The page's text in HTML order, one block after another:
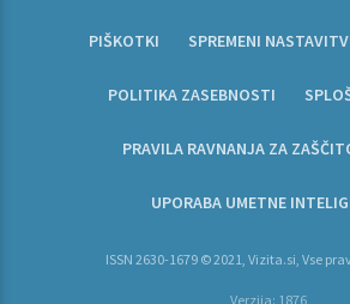
PIŠKOTKI SPREMENI
POLITIKA ZASEBNOSTI
PRAVILA RAVNANJA ZA
UPORABA UMETNE
ISSN 2630-1679 © 2021, Vizita.si, Vse
Verzija: 1876